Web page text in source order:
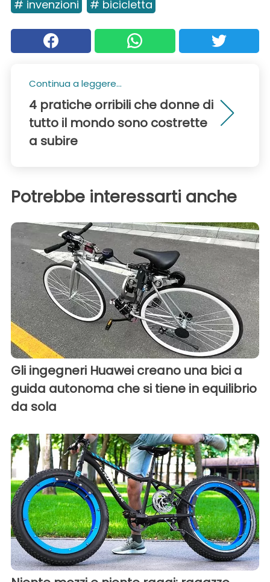
# invenzioni # bicicletta
Continua a leggere...
4 pratiche orribili che donne di
tutto il mondo sono costrette
a subire
Potrebbe interessarti anche
Gli ingegneri Huawei creano una bici a
guida autonoma che si tiene in equilibrio
da sola